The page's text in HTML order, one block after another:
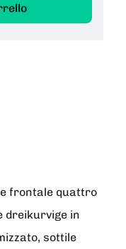
frontale quattro
dreikurvige in
sottile